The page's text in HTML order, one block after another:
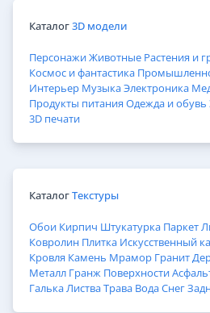
Каталог3D модели
ПерсонажиЖивотные Растения и
Космос и фантастика
Интерьер МузыкаЭлектроника
Продукты питания Одежда и обувь
3D печати
КаталогТекстуры
Обои Кирпич Штукатурка Паркет
Ковролин Плитка Искусственный
Кровля Камень Мрамор Гранит
Металл Гранж Поверхности
ГалькаЛистваТрава ВодаСнег